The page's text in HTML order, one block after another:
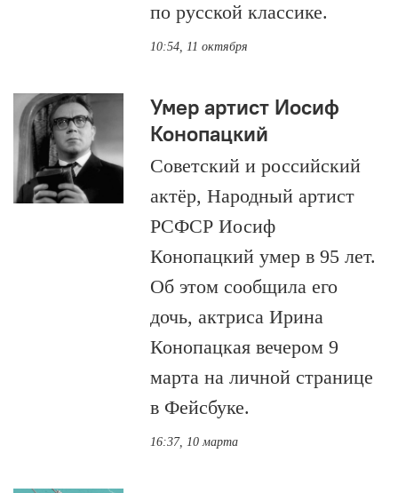
по русской классике.
10:54, 11 октября
Умер артист Иосиф
Конопацкий
Советский и российский
актёр, Народный артист
РСФСР Иосиф
Конопацкий умер в 95 лет.
Об этом сообщила его
дочь, актриса Ирина
Конопацкая вечером 9
марта на личной странице
в Фейсбуке.
16:37, 10 марта